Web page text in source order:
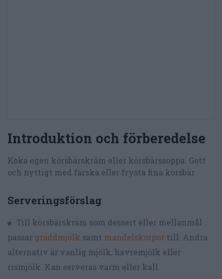
Introduktion och förberedelse
Koka egen körsbärskräm eller körsbärssoppa. Gott
och nyttigt med färska eller frysta fina körsbär.
Serveringsförslag
Till körsbärskräm som dessert eller mellanmål
passar gräddmjölk samt mandelskorpor till. Andra
alternativ är vanlig mjölk, havremjölk eller
rismjölk. Kan serveras varm eller kall.